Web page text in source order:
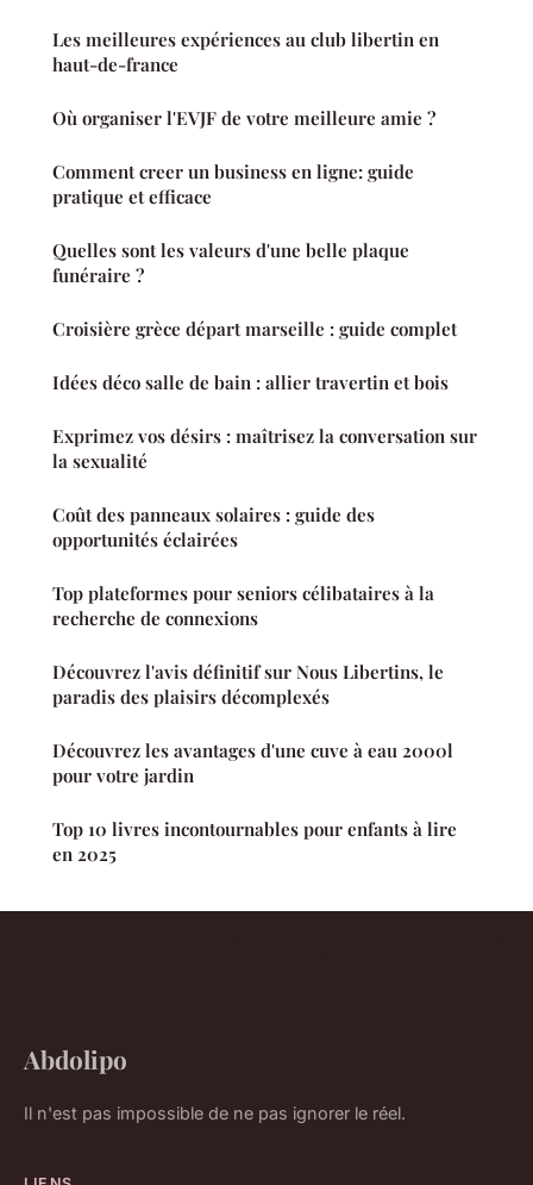
Les meilleures expériences au club libertin en
haut-de-france
Où organiser l'EVJF de votre meilleure amie ?
Comment creer un business en ligne: guide
pratique et efficace
Quelles sont les valeurs d'une belle plaque
funéraire ?
Croisière grèce départ marseille : guide complet
Idées déco salle de bain : allier travertin et bois
Exprimez vos désirs : maîtrisez la conversation sur
la sexualité
Coût des panneaux solaires : guide des
opportunités éclairées
Top plateformes pour seniors célibataires à la
recherche de connexions
Découvrez l'avis définitif sur Nous Libertins, le
paradis des plaisirs décomplexés
Découvrez les avantages d'une cuve à eau 2000l
pour votre jardin
Top 10 livres incontournables pour enfants à lire
en 2025
Abdolipo
Il n'est pas impossible de ne pas ignorer le réel.